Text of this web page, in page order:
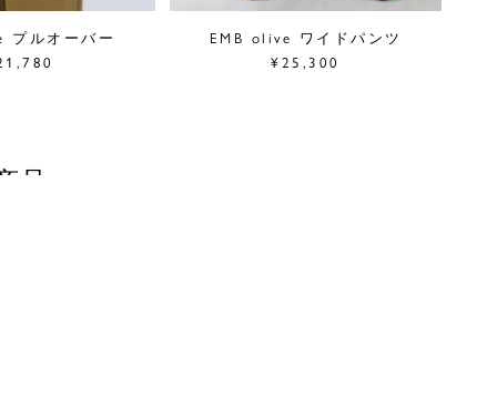
プルオーバー
EMB olive ワイドパンツ
¥25,300
品